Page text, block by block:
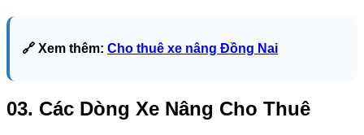
🔗 Xem thêm: Cho thuê xe nâng Đồng Nai
03. Các Dòng Xe Nâng Cho Thuê